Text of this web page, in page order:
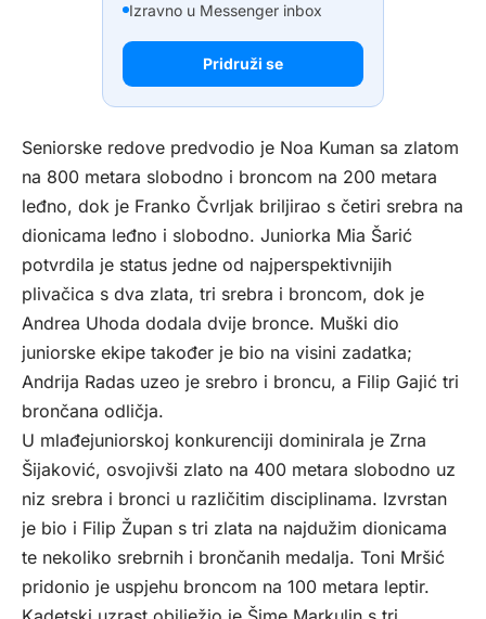
Izravno u Messenger inbox
Pridruži se
Seniorske redove predvodio je Noa Kuman sa zlatom
na 800 metara slobodno i broncom na 200 metara
leđno, dok je Franko Čvrljak briljirao s četiri srebra na
dionicama leđno i slobodno. Juniorka Mia Šarić
potvrdila je status jedne od najperspektivnijih
plivačica s dva zlata, tri srebra i broncom, dok je
Andrea Uhoda dodala dvije bronce. Muški dio
juniorske ekipe također je bio na visini zadatka;
Andrija Radas uzeo je srebro i broncu, a Filip Gajić tri
brončana odličja.
U mlađejuniorskoj konkurenciji dominirala je Zrna
Šijaković, osvojivši zlato na 400 metara slobodno uz
niz srebra i bronci u različitim disciplinama. Izvrstan
je bio i Filip Župan s tri zlata na najdužim dionicama
te nekoliko srebrnih i brončanih medalja. Toni Mršić
pridonio je uspjehu broncom na 100 metara leptir.